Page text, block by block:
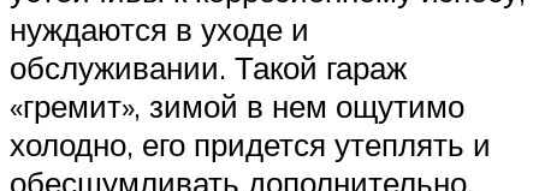
нуждаются в уходе и
обслуживании. Такой гараж
«гремит», зимой в нем ощутимо
холодно, его придется утеплять и
обесшумливать дополнительно.